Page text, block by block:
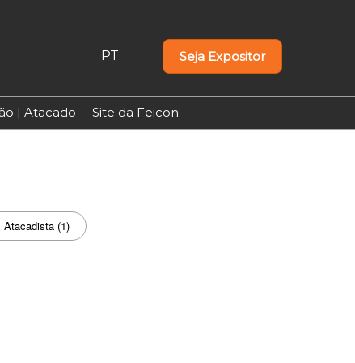
PT
EN
Seja Expositor
| Atacado Site da Feicon
Atacadista (1)